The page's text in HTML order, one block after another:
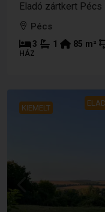
Eladó zártkert
Pécs
3 1 85 m²
HÁZ
KIEMELT